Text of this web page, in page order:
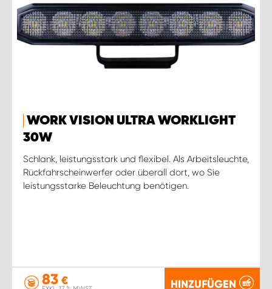
WORK VISION ULTRA WORKLIGHT
30W
Schlank, leistungsstark und flexibel. Als Arbeitsleuchte,
Rückfahrscheinwerfer oder überall dort, wo Sie
leistungsstarke Beleuchtung benötigen.
83 € HINZUFÜGEN